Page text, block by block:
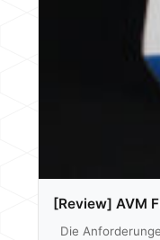
[Review] AVM
Die